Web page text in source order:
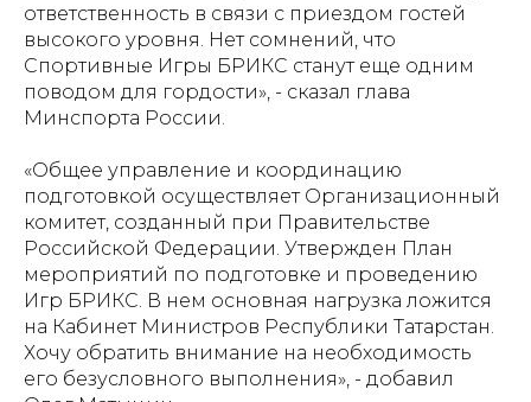
ответственность в связи с приездом гостей
высокого уровня. Нет сомнений, что
Спортивные Игры БРИКС станут еще одним
поводом для гордости», - сказал глава
Минспорта России.
«Общее управление и координацию
подготовкой осуществляет Организационный
комитет, созданный при Правительстве
Российской Федерации. Утвержден План
мероприятий по подготовке и проведению
Игр БРИКС. В нем основная нагрузка ложится
на Кабинет Министров Республики Татарстан.
Хочу обратить внимание на необходимость
его безусловного выполнения», - добавил